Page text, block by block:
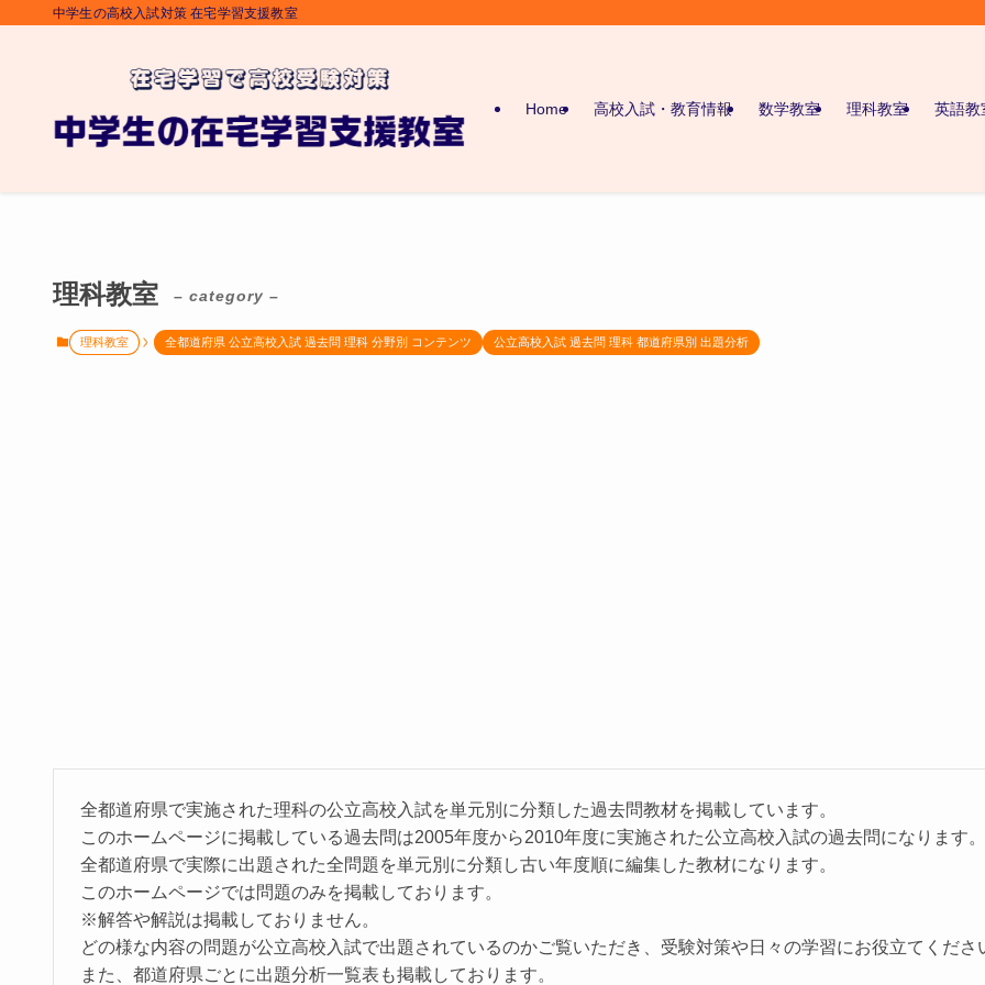
中学生の高校入試対策 在宅学習支援教室
Home 高校入試・教育情報 数学教室 理科教室 英語教
理科教室 – category –
理科教室 全都道府県 公立高校入試 過去問 理科 分野別 コンテンツ 公立高校入試 過去問 理科 都道府県別 出題分析
全都道府県で実施された理科の公立高校入試を単元別に分類した過去問教材を掲載しています。
このホームページに掲載している過去問は2005年度から2010年度に実施された公立高校入試の過去問になります。
全都道府県で実際に出題された全問題を単元別に分類し古い年度順に編集した教材になります。
このホームページでは問題のみを掲載しております。
※解答や解説は掲載しておりません。
どの様な内容の問題が公立高校入試で出題されているのかご覧いただき、受験対策や日々の学習にお役立てくださ
また、都道府県ごとに出題分析一覧表も掲載しております。